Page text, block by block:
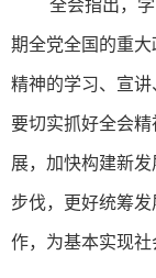
期全党全国的重
精神的学习、宣讲
要切实抓好全会
展，加快构建新
步伐，更好统筹
作，为基本实现社